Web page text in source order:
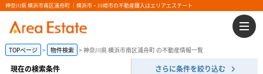
神奈川県 横浜市南区浦舟町 ｜横浜市・川崎市の不動産購入はエリアエステート
TOPページ 物件検索 神奈川県 横浜市南区浦舟町 の不動産情報一覧
現在の検索条件 さらに条件を絞り込む